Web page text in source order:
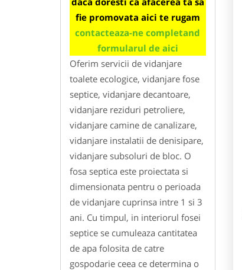
fie promovata aici te rugam
contacteaza-ne completand
formularul de aici
Oferim servicii de vidanjare
toalete ecologice, vidanjare fose
septice, vidanjare decantoare,
vidanjare reziduri petroliere,
vidanjare camine de canalizare,
vidanjare instalatii de denisipare,
vidanjare subsoluri de bloc. O
fosa septica este proiectata si
dimensionata pentru o perioada
de vidanjare cuprinsa intre 1 si 3
ani. Cu timpul, in interiorul fosei
septice se cumuleaza cantitatea
de apa folosita de catre
gospodarie ceea ce determina o